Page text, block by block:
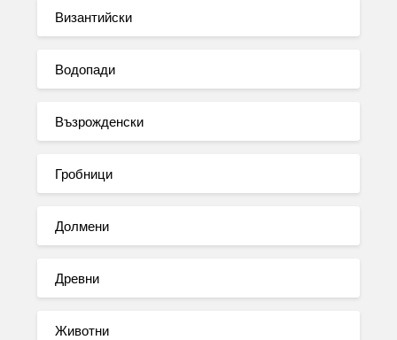
Византийски
Водопади
Възрожденски
Гробници
Долмени
Древни
Животни